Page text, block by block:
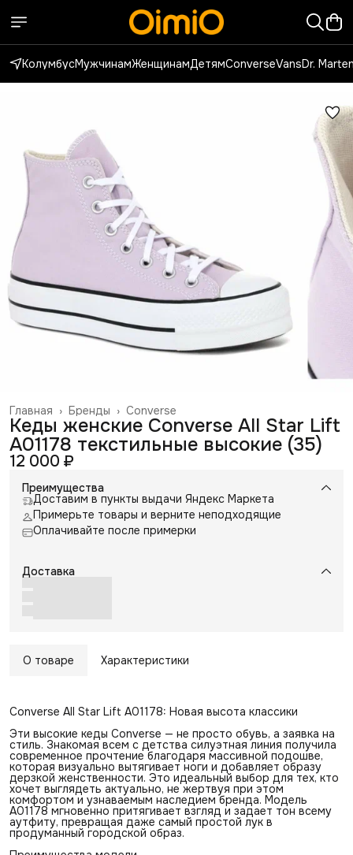
КолумбусМужчинамЖенщинамДетямConverseVansDr.
Converse
Бренды ›
Главная ›
Кеды женские Converse All Star Lift
A01178 текстильные высокие (35)
12 000 ₽
Преимущества
Доставим в пункты выдачи Яндекс Маркета
Примерьте товары и верните неподходящие
Оплачивайте после примерки
Доставка
О товаре Характеристики
Converse All Star Lift A01178: Новая высота классики
Эти высокие кеды Converse — не просто обувь, а заявка на
стиль. Знакомая всем с детства силуэтная линия получила
современное прочтение благодаря массивной подошве,
которая визуально вытягивает ноги и добавляет образу
дерзкой женственности. Это идеальный выбор для тех, кто
хочет выглядеть актуально, не жертвуя при этом
комфортом и узнаваемым наследием бренда. Модель
A01178 мгновенно притягивает взгляд и задает тон всему
аутфиту, превращая даже самый простой лук в
продуманный городской образ.